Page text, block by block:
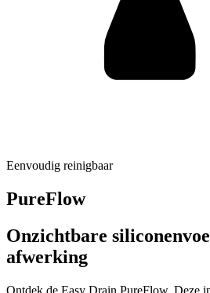
Eenvoudig reinigbaar
PureFlow
Onzichtbare
afwerking
Ontdek de Easy Drain PureFlow. Deze